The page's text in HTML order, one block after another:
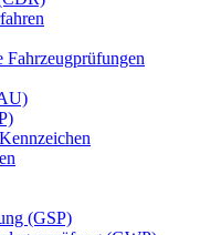
(GSP)